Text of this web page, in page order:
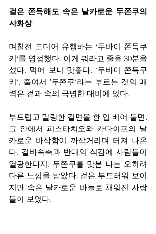
겉은 쫀득해도 속은 날카로운 두쫀쿠의
자화상
며칠전 드디어 유행하는 ‘두바이 쫀득쿠
키’를 영접했다. 이게 뭐라고 줄을 30분을
섰다. 먹어 보니 맛좋다. ‘두바이 쫀득쿠
키’, 줄여서 ‘두쫀쿠’라는 부르는 것의 매
력은 겉과 속의 극명한 대비에 있다.
부드럽고 말랑한 겉면을 한 입 베어 물면,
그 안에서 피스타치오와 카다이프의 날
카로운 바삭함이 까작거리며 터져 나온
다. 겉바속촉과 반대의 식감에 사람들이
열광한다지. 두쫀쿠를 맛본 나는 오히려
다른 느낌을 받았다. 겉은 부드러워 보이
지만 속은 날카로운 바늘로 채워진 사람
들이 보였다.